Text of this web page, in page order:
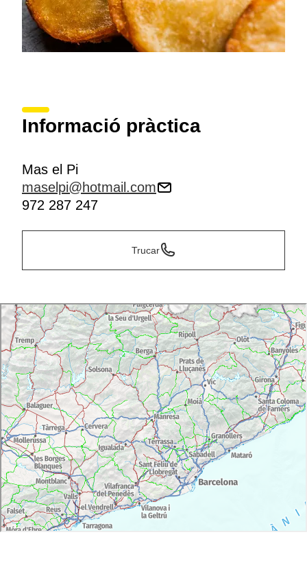
Informació pràctica
Mas el Pi
maselpi@hotmail.com
972 287 247
Trucar